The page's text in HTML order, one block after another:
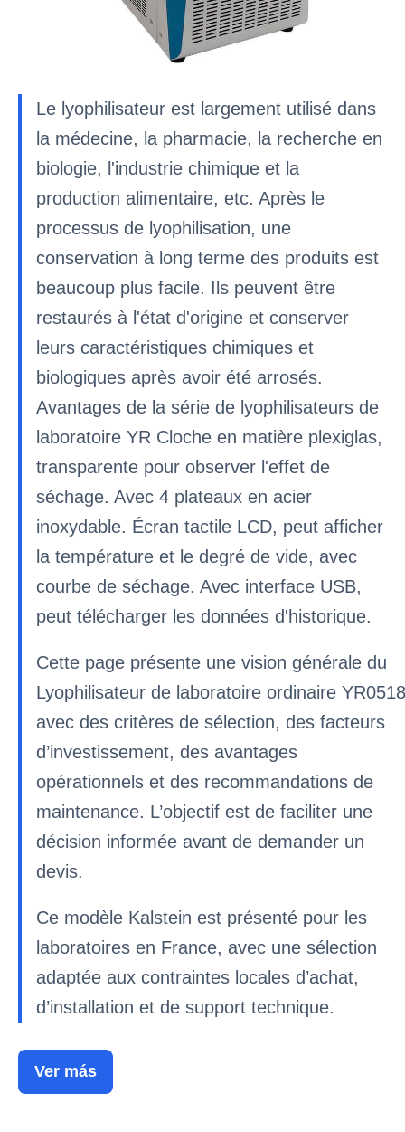
Le lyophilisateur est largement utilisé dans
la médecine, la pharmacie, la recherche en
biologie, l'industrie chimique et la
production alimentaire, etc. Après le
processus de lyophilisation, une
conservation à long terme des produits est
beaucoup plus facile. Ils peuvent être
restaurés à l'état d'origine et conserver
leurs caractéristiques chimiques et
biologiques après avoir été arrosés.
Avantages de la série de lyophilisateurs de
laboratoire YR Cloche en matière plexiglas,
transparente pour observer l'effet de
séchage. Avec 4 plateaux en acier
inoxydable. Écran tactile LCD, peut afficher
la température et le degré de vide, avec
courbe de séchage. Avec interface USB,
peut télécharger les données d'historique.
Cette page présente une vision générale du
Lyophilisateur de laboratoire ordinaire
avec des critères de sélection, des facteurs
d’investissement, des avantages
opérationnels et des recommandations de
maintenance. L’objectif est de faciliter une
décision informée avant de demander un
devis.
Ce modèle Kalstein est présenté pour les
laboratoires en France, avec une sélection
adaptée aux contraintes locales d’achat,
d’installation et de support technique.
Ver más